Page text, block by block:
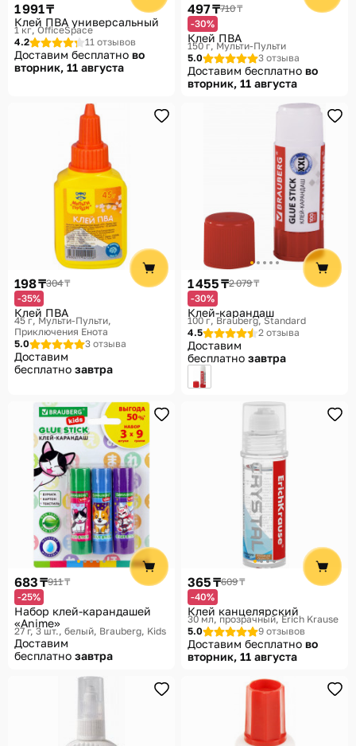
1 991 ₸
Клей ПВА универсальный
1 кг OfficeSpace
4.2
11 отзывов
Доставим бесплатно во
вторник, 11 августа
497 ₸710 ₸
-30%
Клей ПВА
150 г Мульти-Пульти
5.0
3 отзыва
Доставим бесплатно во
вторник, 11 августа
198 ₸304 ₸
-35%
Клей ПВА
45 г Мульти-Пульти,
Приключения Енота
5.0
3 отзыва
Доставим
бесплатно завтра
1 455 ₸2 079 ₸
-30%
Клей-карандаш
100 г Brauberg, Standard
4.5
2 отзыва
Доставим
бесплатно завтра
683 ₸911 ₸
-25%
Набор клей-карандашей
«Anime»
27 г, 3 шт., белый Brauberg, Kids
Доставим
бесплатно завтра
365 ₸609 ₸
-40%
Клей канцелярский
30 мл, прозрачный Erich Krause
5.0
9 отзывов
Доставим бесплатно во
вторник, 11 августа